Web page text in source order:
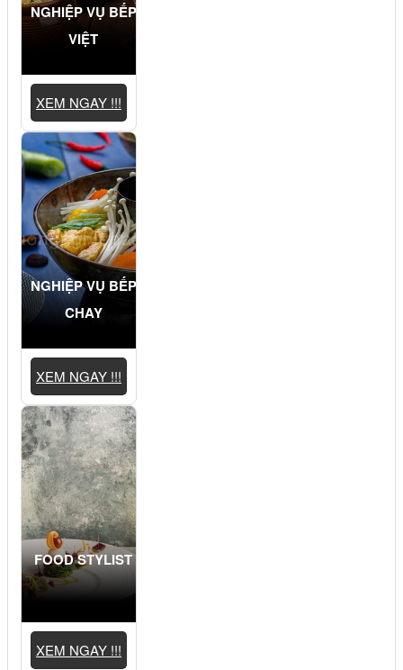
NGHIỆP VỤ BẾP
VIỆT
XEM NGAY !!!
NGHIỆP VỤ BẾP
CHAY
XEM NGAY !!!
FOOD STYLIST
XEM NGAY !!!